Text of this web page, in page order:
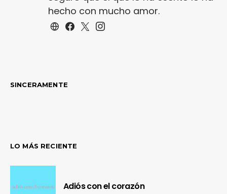
hecho con mucho amor.
SINCERAMENTE
LO MÁS RECIENTE
Adiós con el corazón